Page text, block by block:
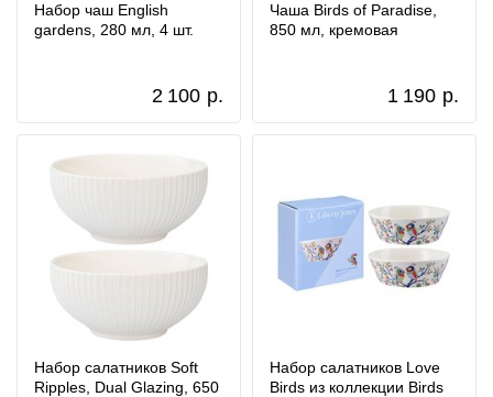
Набор чаш English
gardens, 280 мл, 4 шт.
2 100 р.
Чаша Birds of Paradise,
850 мл, кремовая
1 190 р.
Набор салатников Soft
Ripples, Dual Glazing, 650
Набор салатников Love
Birds из коллекции Birds